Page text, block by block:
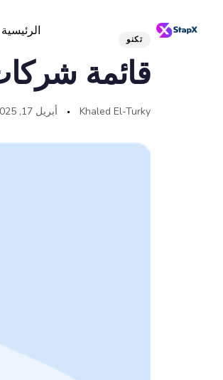
الرئيسية
تكنو
قائمة
Khaled El-Turky أبريل 17, 2025